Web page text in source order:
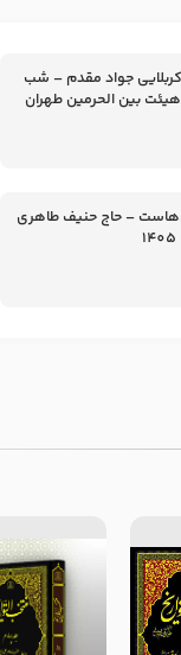
کربلایی جواد مقدم – شب
– حاج حنیف طاهری